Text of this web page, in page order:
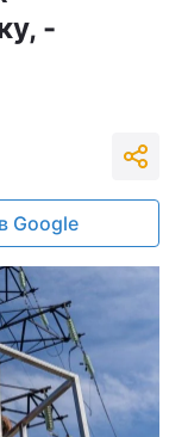
-
Google